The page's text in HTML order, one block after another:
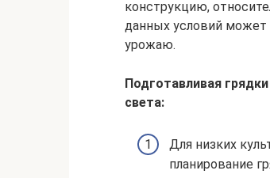
конструкцию,
данных условий может
урожаю.
Подготавливая
света:
Для низких
планирование